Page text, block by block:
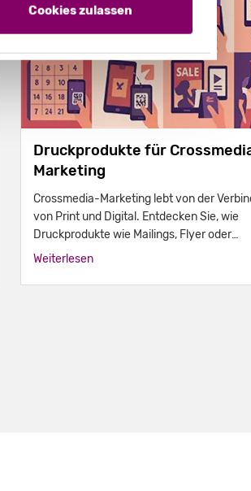
Cookies zulassen
Druckprodukte für
Marketing
Crossmedia-Marketing lebt von der
von Print und Digital. Entdecken Sie, wie
Druckprodukte wie Mailings, Flyer oder
Verpackungen Ihre Online-Kampagnen
Weiterlesen